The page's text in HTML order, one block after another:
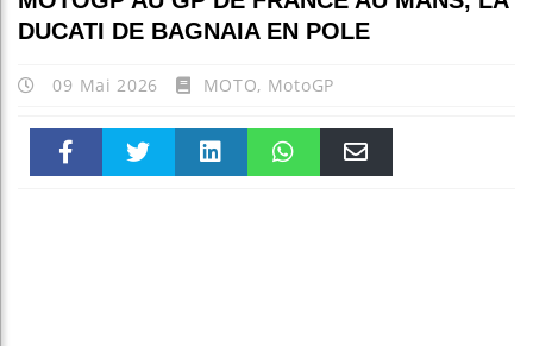
DUCATI DE BAGNAIA EN POLE
09 Mai 2026 MOTO, MotoGP